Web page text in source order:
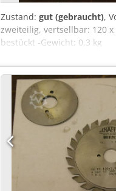
Zustand: gut (gebraucht),
zweiteilig, vertsellbar: 120
bestückt -Gewicht: 0,3 kg